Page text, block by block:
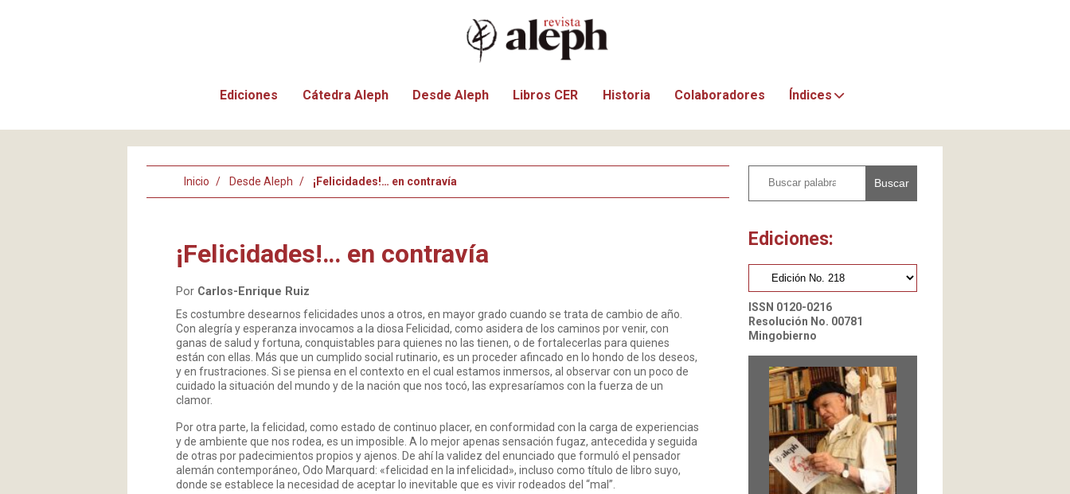
Ediciones Cátedra Aleph Desde Aleph Libros CER Historia Colaboradores Índices
Inicio Desde Aleph ¡Felicidades!… en contravía
¡Felicidades!… en contravía
Por Carlos-Enrique Ruiz
Es costumbre desearnos felicidades unos a otros, en mayor grado cuando se trata de cambio de año.
Con alegría y esperanza invocamos a la diosa Felicidad, como asidera de los caminos por venir, con
ganas de salud y fortuna, conquistables para quienes no las tienen, o de fortalecerlas para quienes
están con ellas. Más que un cumplido social rutinario, es un proceder afincado en lo hondo de los deseos,
y en frustraciones. Si se piensa en el contexto en el cual estamos inmersos, al observar con un poco de
cuidado la situación del mundo y de la nación que nos tocó, las expresaríamos con la fuerza de un
clamor.
Por otra parte, la felicidad, como estado de continuo placer, en conformidad con la carga de experiencias
y de ambiente que nos rodea, es un imposible. A lo mejor apenas sensación fugaz, antecedida y seguida
de otras por padecimientos propios y ajenos. De ahí la validez del enunciado que formuló el pensador
alemán contemporáneo, Odo Marquard: «felicidad en la infelicidad», incluso como título de libro suyo,
donde se establece la necesidad de aceptar lo inevitable que es vivir rodeados del “mal”.
Buscar
Ediciones:
ISSN 0120-0216
Resolución No. 00781
Mingobierno